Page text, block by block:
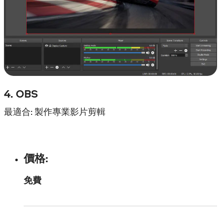
4. OBS
最適合: 製作專業影片剪輯
價格:
免費